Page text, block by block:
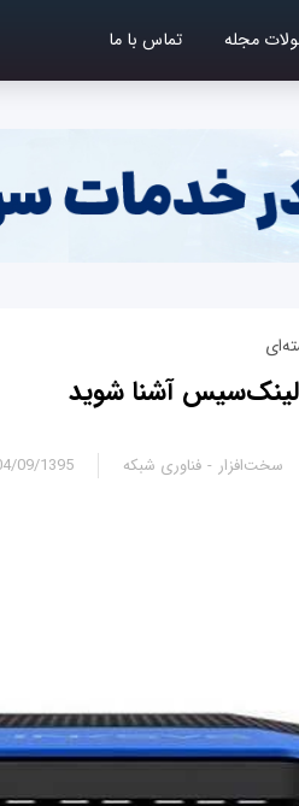
مجله تماس با ما
09/1395 - 14:39 سخت‌افزار فناوری شبکه